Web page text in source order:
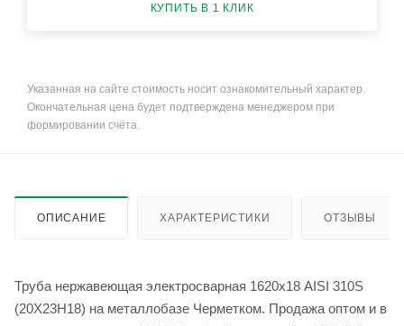
КУПИТЬ В 1 КЛИК
Указанная на сайте стоимость носит ознакомительный характер.
Окончательная цена будет подтверждена менеджером при
формировании счёта.
ОПИСАНИЕ ХАРАКТЕРИСТИКИ ОТЗЫВЫ
Труба нержавеющая электросварная 1620х18 AISI 310S
(20Х23Н18) на металлобазе Черметком. Продажа оптом и в